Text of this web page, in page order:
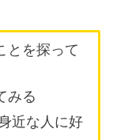
とを探って
みる
近な人に好